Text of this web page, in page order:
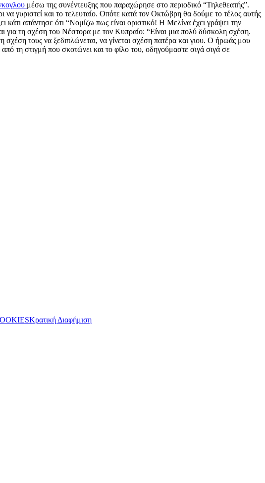
μέσω της συνέντευξης που παραχώρησε στο περιοδικό “Τηλεθεατής”.
γυριστεί και το τελευταίο. Οπότε κατά τον Οκτώβρη θα δούμε το τέλος αυτής
κάτι απάντησε ότι “Νομίζω πως είναι οριστικό! Η Μελίνα έχει γράψει την
για τη σχέση του Νέστορα με τον Κυπραίο: “Είναι μια πολύ δύσκολη σχέση.
τους να ξεδιπλώνεται, να γίνεται σχέση πατέρα και γιου. Ο ήρωάς μου
τη στιγμή που σκοτώνει και το φίλο του, οδηγούμαστε σιγά σιγά σε
Κρατική Διαφήμιση